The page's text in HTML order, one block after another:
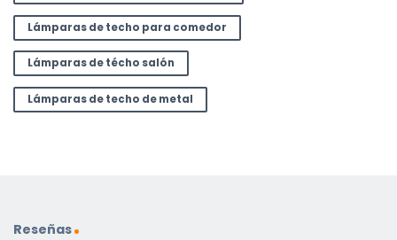
Lámparas de techo para comedor
Lámparas de técho salón
Lámparas de techo de metal
Reseñas